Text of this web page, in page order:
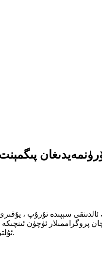
پروگراممىلار ئۈچۈن
كۆرۈنمەيدۇ ، پەقەت 365nm ئۇلترا بىنەپشە نۇرنىڭ تەسىرىگە ئۇچرىغاندىلا ، سېرىق يېشىل يېشىل فلۇئورېسسېنسىيەنى ئاشكارىلايدۇ.